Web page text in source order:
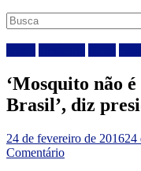
‘Mosquito não
Brasil’, diz
24 de fevereiro de 201624
Comentário